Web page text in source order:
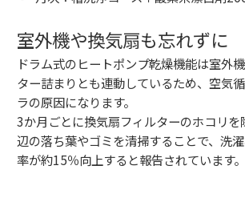
室外機や換気扇も忘れずに
ドラム式のヒートポンプ乾燥機能は室外
ター詰まりとも連動しているため、空気
ラの原因になります。
3か月ごとに換気扇フィルターのホコリを
辺の落ち葉やゴミを清掃することで、洗
率が約15％向上すると報告されています。